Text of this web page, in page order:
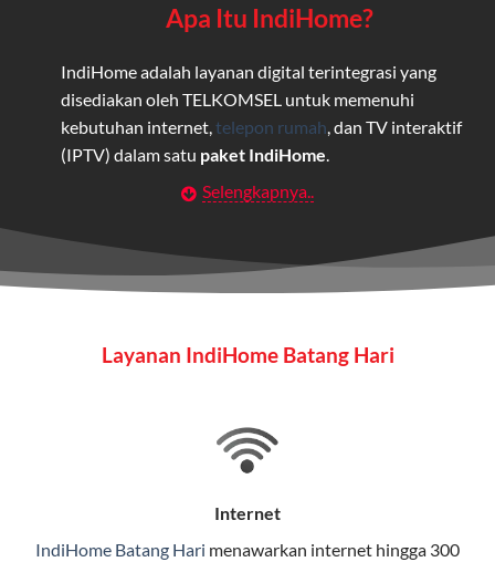
Apa Itu IndiHome?
IndiHome adalah layanan digital terintegrasi yang
disediakan oleh TELKOMSEL untuk memenuhi
kebutuhan internet, telepon rumah , dan TV interaktif
(IPTV) dalam satu paket IndiHome
Layanan Wifi Indihome ini dirancang untuk
maupun individu yang membutuhkan konektivitas dan
hiburan berkualitas tinggi.
pengguna rumah dan bisnis.
stabil, dan memiliki berbagai pilihan paket IndiHome
Selengkapnya..
Layanan IndiHome Batang Hari
Internet
IndiHome Batang Hari menawarkan internet hingga 300